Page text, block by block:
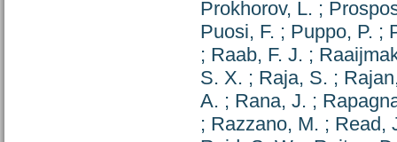
Prokhorov, L. ;
Puosi, F. ; Puppo, P. ;
; Raab, F. J. ;
S. X. ; Raja, S. ;
A. ; Rana, J. ;
; Razzano, M. ; Read,